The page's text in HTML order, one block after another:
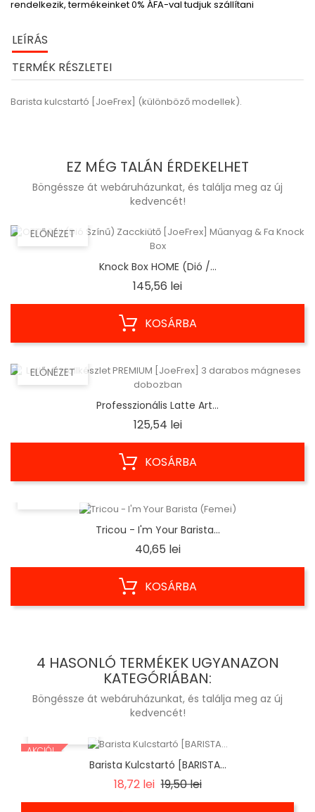
rendelkezik, termékeinket 0% ÁFA-val tudjuk szállítani
LEÍRÁS
TERMÉK RÉSZLETEI
Barista kulcstartó [JoeFrex] (különböző modellek).
EZ MÉG TALÁN ÉRDEKELHET
Böngéssze át webáruházunkat, és találja meg az új
kedvencét!
ELŐNÉZET
Knock Box HOME (Dió /...
145,56 leiÁr
KOSÁRBA
ELŐNÉZET
Professzionális Latte Art...
125,54 leiÁr
KOSÁRBA
Tricou - I'm Your Barista...
40,65 leiÁr
KOSÁRBA
4 HASONLÓ TERMÉKEK UGYANAZON
KATEGÓRIÁBAN:
Böngéssze át webáruházunkat, és találja meg az új
kedvencét!
AKCIÓ!
Barista Kulcstartó [BARISTA...
18,72 lei Regular
19,50 leiÁr